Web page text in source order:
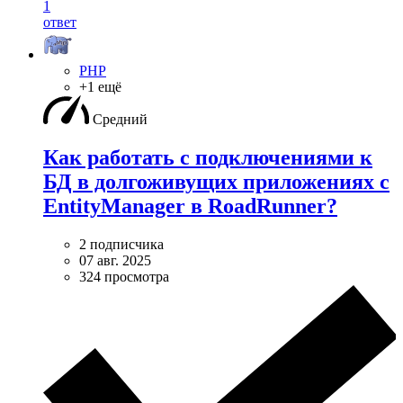
1
ответ
PHP
+1 ещё
Средний
Как работать с подключениями к
БД в долгоживущих приложениях с
EntityManager в RoadRunner?
2 подписчика
07 авг. 2025
324 просмотра